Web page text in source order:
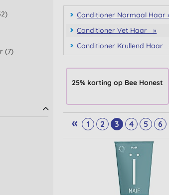
Conditioner Normaal Haar
Conditioner Vet Haar »
Conditioner Krullend Haar
25% korting op Bee Honest
« 1 2 3 4 5 6
(7)
en